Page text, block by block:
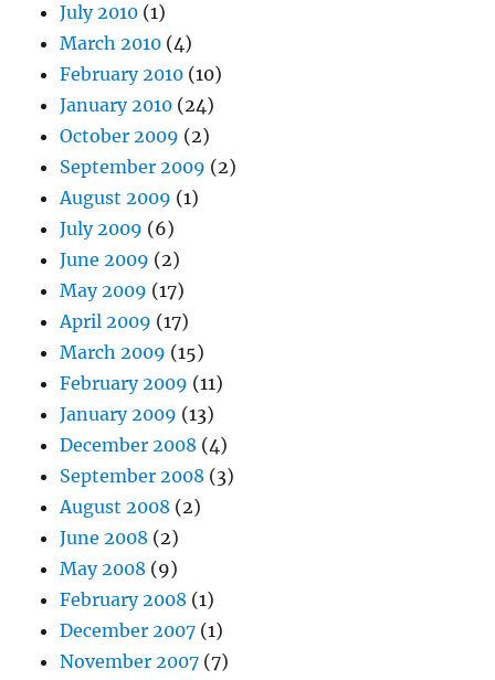
July 2010 (1)
March 2010 (4)
February 2010 (10)
January 2010 (24)
October 2009 (2)
September 2009 (2)
August 2009 (1)
July 2009 (6)
June 2009 (2)
May 2009 (17)
April 2009 (17)
March 2009 (15)
February 2009 (11)
January 2009 (13)
December 2008 (4)
September 2008 (3)
August 2008 (2)
June 2008 (2)
May 2008 (9)
February 2008 (1)
December 2007 (1)
November 2007 (7)